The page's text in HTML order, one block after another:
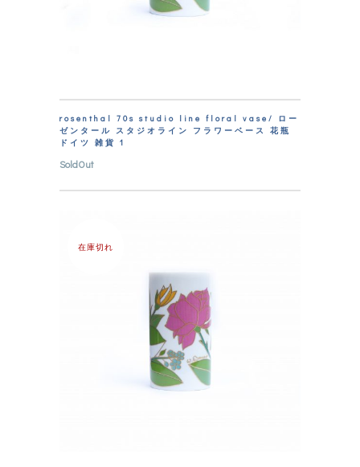
rosenthal 70s studio line floral vase/ ロー
ゼンタール スタジオライン フラワーベース 花瓶
ドイツ 雑貨 1
SoldOut
在庫切れ